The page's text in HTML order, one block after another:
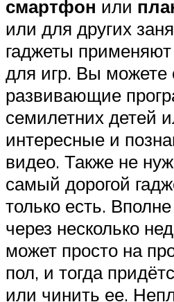
смартфон или
или для других
гаджеты
для игр. Вы можете
развивающие
семилетних детей
интересные и
видео. Также не
самый дорогой
только есть.
через несколько
может просто на
пол, и тогда
или чинить ее.